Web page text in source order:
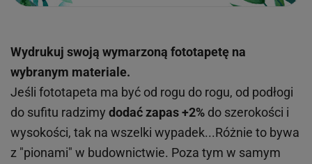
Wydrukuj swoją wymarzoną fototapetę na
wybranym materiale.
Jeśli fototapeta ma być od rogu do rogu, od podłogi
do sufitu radzimy dodać zapas +2% do szerokości i
wysokości, tak na wszelki wypadek...Różnie to bywa
z "pionami" w budownictwie. Poza tym w samym